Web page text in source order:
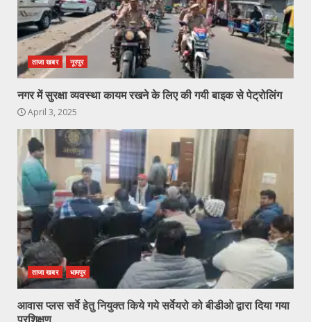
ताजा खबर नूरपुर
नगर में सुरक्षा व्यवस्था कायम रखने के लिए की गयी बाइक से पेट्रोलिंग
April 3, 2025
ताजा खबर धामपुर
आवास प्लस सर्वे हेतु नियुक्त किये गये सर्वेयरो को बीडीओ द्वारा दिया गया